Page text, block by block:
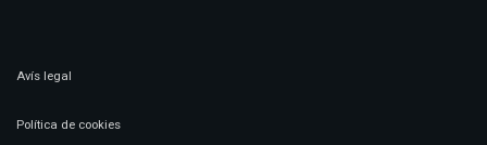
Avís legal
Política de cookies